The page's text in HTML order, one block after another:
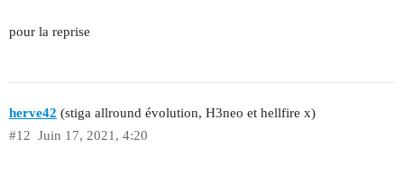
pour la reprise
herve42 (stiga allround évolution, H3neo et hellfire x)
Juin 17, 2021, 4:20
#12